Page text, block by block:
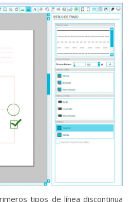
tipos de línea discontinua